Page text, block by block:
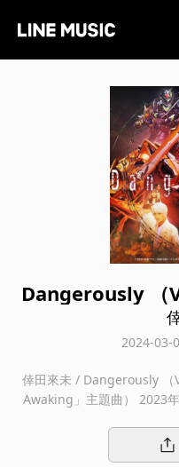
Dangerously （
ATS Jyamato
2024-03-
倖田來未 / Dangerously （
Awaking」主題曲） 2023年8月播放的『假面騎士GEATS』TV系
最新電影「假面騎士
8日期間限定上映。倖田來